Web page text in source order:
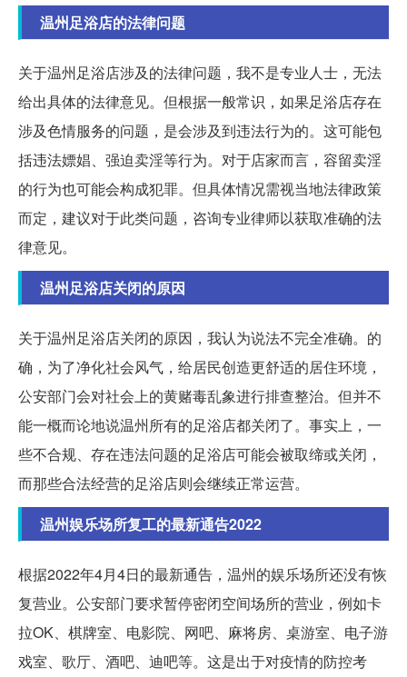
温州足浴店的法律问题
关于温州足浴店涉及的法律问题，我不是专业人士，无法
给出具体的法律意见。但根据一般常识，如果足浴店存在
涉及色情服务的问题，是会涉及到违法行为的。这可能包
括违法嫖娼、强迫卖淫等行为。对于店家而言，容留卖淫
的行为也可能会构成犯罪。但具体情况需视当地法律政策
而定，建议对于此类问题，咨询专业律师以获取准确的法
律意见。
温州足浴店关闭的原因
关于温州足浴店关闭的原因，我认为说法不完全准确。的
确，为了净化社会风气，给居民创造更舒适的居住环境，
公安部门会对社会上的黄赌毒乱象进行排查整治。但并不
能一概而论地说温州所有的足浴店都关闭了。事实上，一
些不合规、存在违法问题的足浴店可能会被取缔或关闭，
而那些合法经营的足浴店则会继续正常运营。
温州娱乐场所复工的最新通告2022
根据2022年4月4日的最新通告，温州的娱乐场所还没有恢
复营业。公安部门要求暂停密闭空间场所的营业，例如卡
拉OK、棋牌室、电影院、网吧、麻将房、桌游室、电子游
戏室、歌厅、酒吧、迪吧等。这是出于对疫情的防控考